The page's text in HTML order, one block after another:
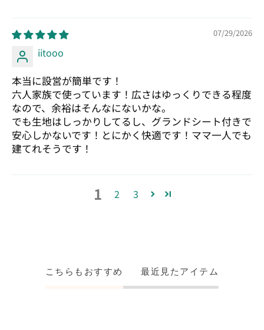
07/29/2026
iitooo
本当に設営が簡単です！
六人家族で使っています！広さはゆっくりできる程度
なので、余裕はそんなにないかな。
でも生地はしっかりしてるし、グランドシート付きで
安心しかないです！とにかく快適です！ママ一人でも
建てれそうです！
1 2 3
こちらもおすすめ 最近見たアイテム